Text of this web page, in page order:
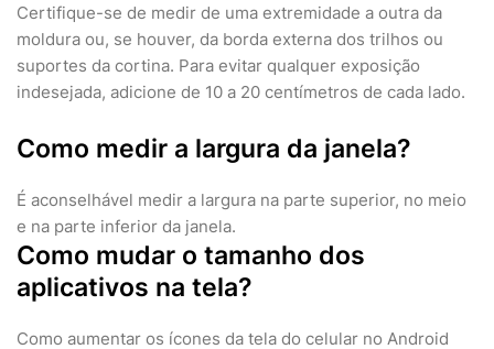
Certifique-se de medir de uma extremidade a outra da
moldura ou, se houver, da borda externa dos trilhos ou
suportes da cortina. Para evitar qualquer exposição
indesejada, adicione de 10 a 20 centímetros de cada lado.
Como medir a largura da janela?
É aconselhável medir a largura na parte superior, no meio
e na parte inferior da janela.
Como mudar o tamanho dos
aplicativos na tela?
Como aumentar os ícones da tela do celular no Android